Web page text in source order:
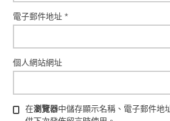
電子郵件地址*
個人網站網址
在瀏覽器中儲存顯示名稱、電子郵件地